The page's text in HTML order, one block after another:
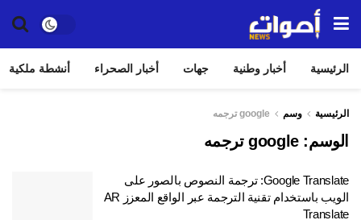
الرئيسية أخبار وطنية جهات أخبار الصحراء أنشطة ملكية
الرئيسية وسم google ترجمه
الوسم:google ترجمه
Google Translate: ترجمة النصوص بالصور على
الويب باستخدام تقنية الترجمة عبر الواقع المعزز AR
Translate